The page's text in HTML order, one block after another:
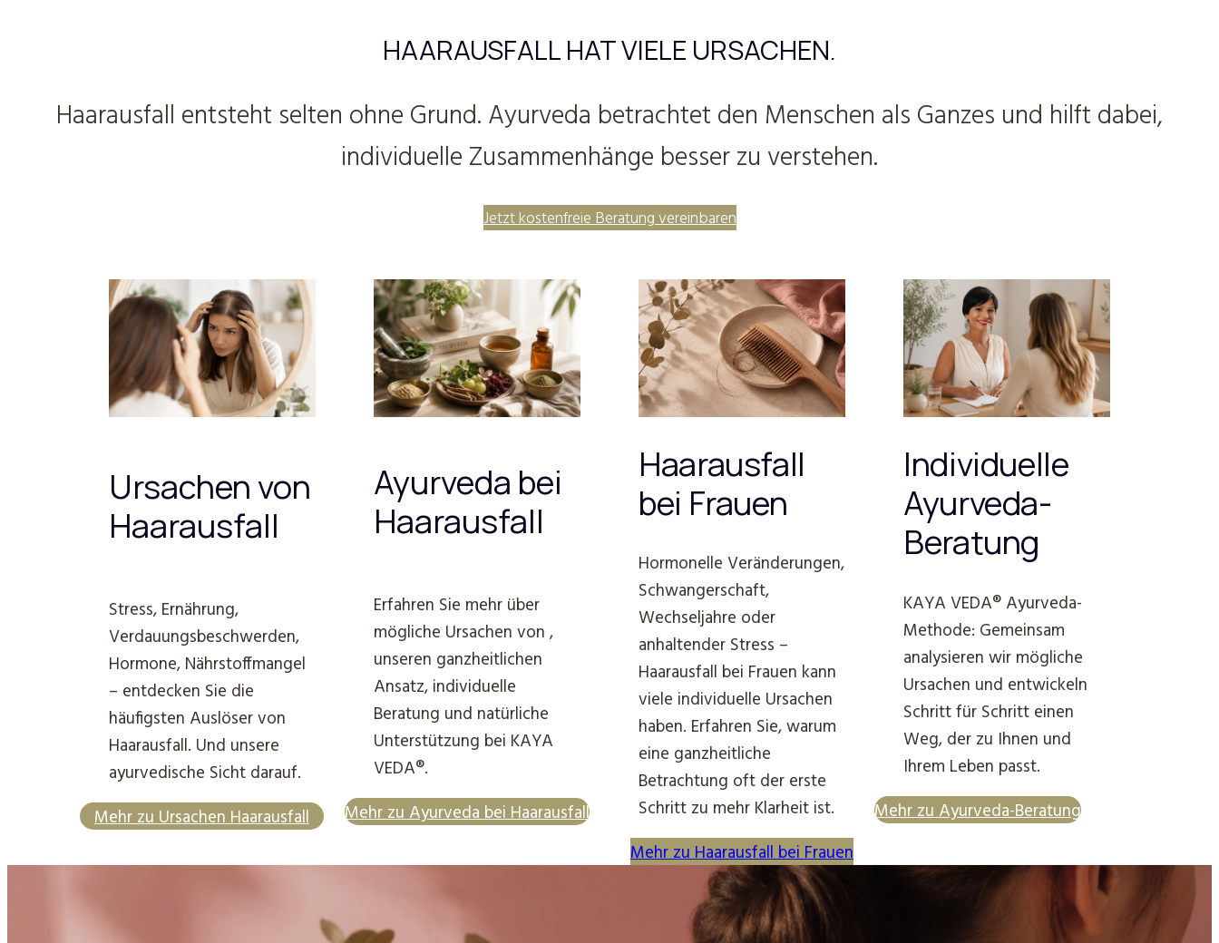
HAARAUSFALL HAT VIELE URSACHEN.
Haarausfall entsteht selten ohne Grund. Ayurveda betrachtet den Menschen als Ganzes und hilft dabei,
individuelle Zusammenhänge besser zu verstehen.
Jetzt kostenfreie Beratung vereinbaren
Ursachen von
Haarausfall
Stress, Ernährung,
Verdauungsbeschwerden,
Hormone, Nährstoffmangel
– entdecken Sie die
häufigsten Auslöser von
Haarausfall. Und unsere
ayurvedische Sicht darauf.
Mehr zu Ursachen Haarausfall
Ayurveda bei
Haarausfall
Erfahren Sie mehr über
mögliche Ursachen von ,
unseren ganzheitlichen
Ansatz, individuelle
Beratung und natürliche
Unterstützung bei KAYA
VEDA®.
Mehr zu Ayurveda bei Haarausfall
Haarausfall
bei Frauen
Hormonelle Veränderungen,
Schwangerschaft,
Wechseljahre oder
anhaltender Stress –
Haarausfall bei Frauen kann
viele individuelle Ursachen
haben. Erfahren Sie, warum
eine ganzheitliche
Betrachtung oft der erste
Schritt zu mehr Klarheit ist.
Mehr zu Haarausfall bei Frauen
Individuelle
Ayurveda-
Beratung
KAYA VEDA® Ayurveda-
Methode: Gemeinsam
analysieren wir mögliche
Ursachen und entwickeln
Schritt für Schritt einen
Weg, der zu Ihnen und
Ihrem Leben passt.
Mehr zu Ayurveda-Beratung